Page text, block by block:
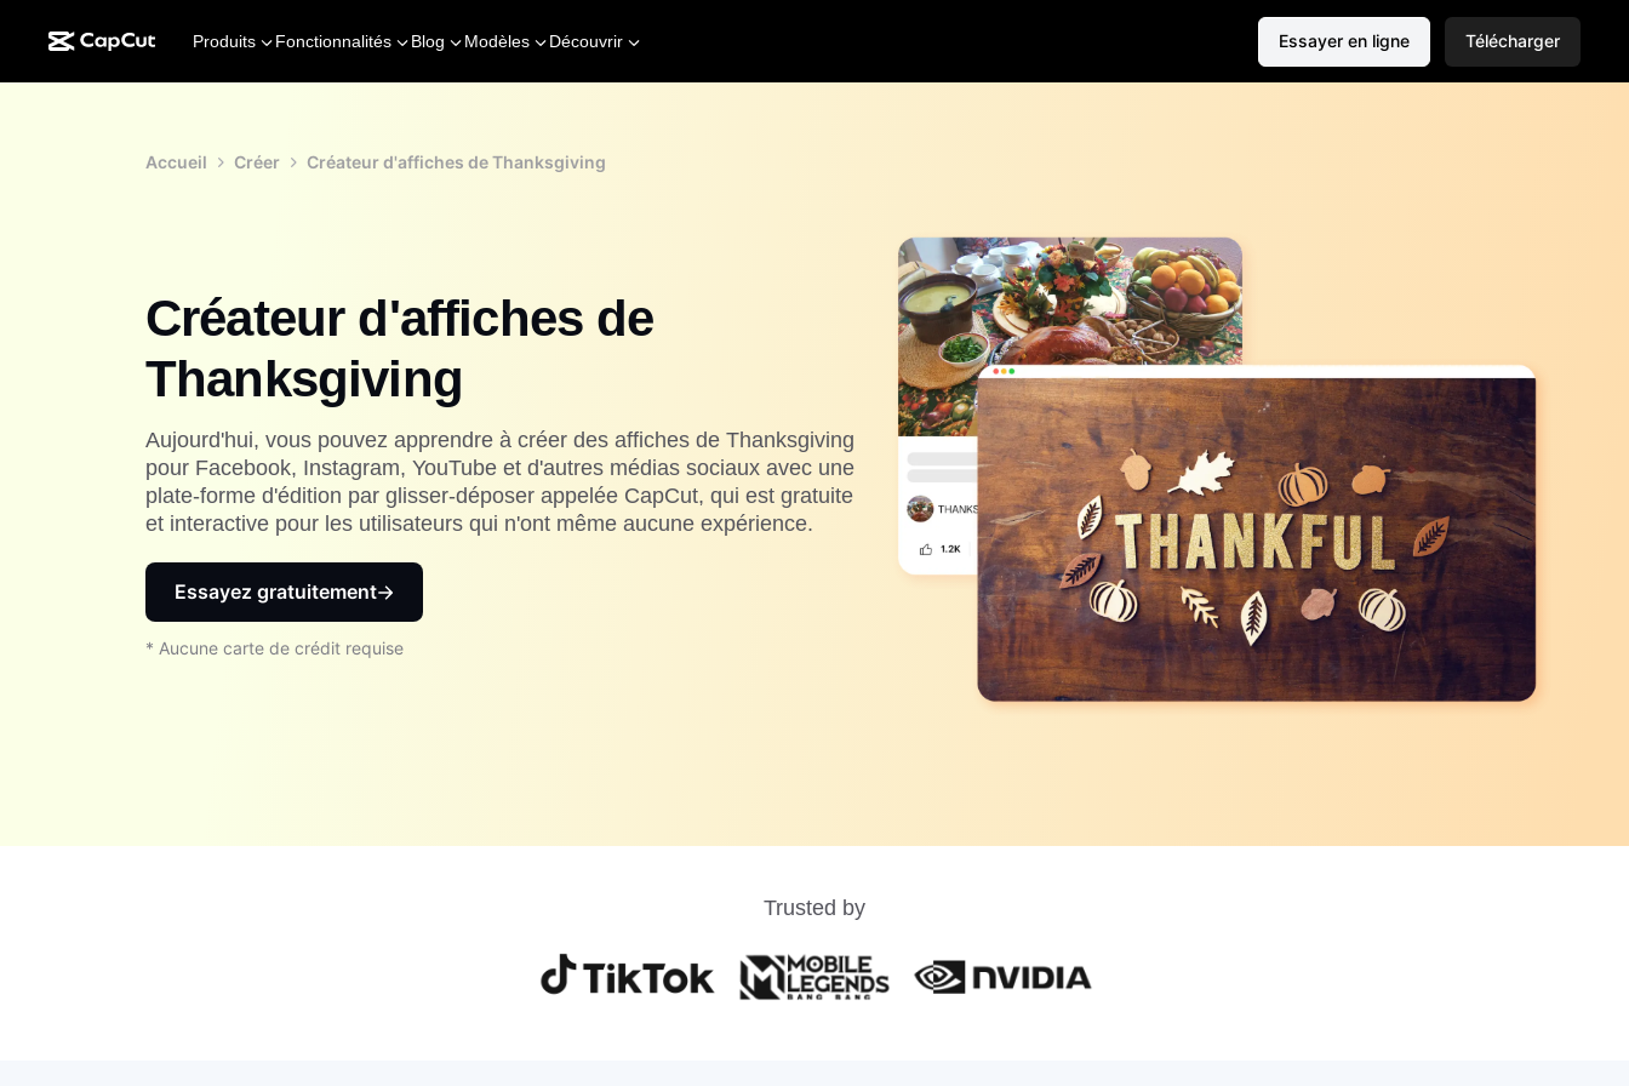
Produits Fonctionnalités Blog Modèles Découvrir Essayer en ligne Télécharger
Accueil Créer Créateur d'affiches de Thanksgiving
Créateur d'affiches de
Thanksgiving
Aujourd'hui, vous pouvez apprendre à créer des affiches de Thanksgiving
pour Facebook, Instagram, YouTube et d'autres médias sociaux avec une
plate-forme d'édition par glisser-déposer appelée CapCut, qui est gratuite
et interactive pour les utilisateurs qui n'ont même aucune expérience.
Essayez gratuitement
* Aucune carte de crédit requise
Trusted by